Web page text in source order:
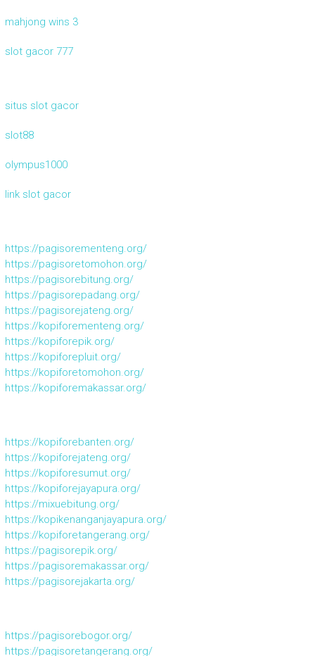
mahjong wins 3
slot gacor 777
situs slot gacor
slot88
olympus1000
link slot gacor
https://pagisorementeng.org/
https://pagisoretomohon.org/
https://pagisorebitung.org/
https://pagisorepadang.org/
https://pagisorejateng.org/
https://kopiforementeng.org/
https://kopiforepik.org/
https://kopiforepluit.org/
https://kopiforetomohon.org/
https://kopiforemakassar.org/
https://kopiforebanten.org/
https://kopiforejateng.org/
https://kopiforesumut.org/
https://kopiforejayapura.org/
https://mixuebitung.org/
https://kopikenanganjayapura.org/
https://kopiforetangerang.org/
https://pagisorepik.org/
https://pagisoremakassar.org/
https://pagisorejakarta.org/
https://pagisorebogor.org/
https://pagisoretangerang.org/